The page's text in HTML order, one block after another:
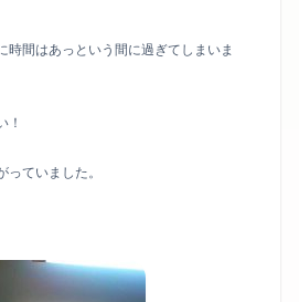
時間はあっという間に過ぎてしまいま
！
ていました。